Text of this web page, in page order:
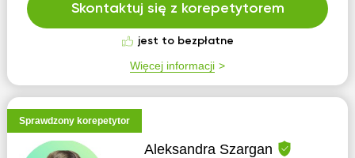
Skontaktuj się z korepetytorem
jest to bezpłatne
Więcej informacji
Sprawdzony korepetytor
Aleksandra Szargan